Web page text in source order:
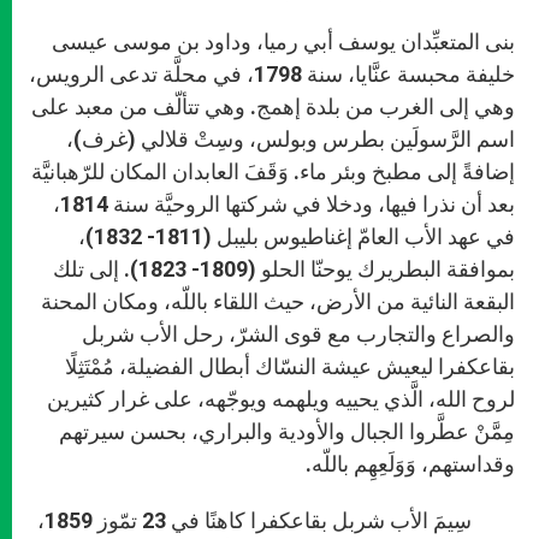
بنى المتعبِّدان يوسف أبي رميا، وداود بن موسى عيسى
خليفة محبسة عنَّايا، سنة 1798، في محلَّة تدعى الرويس،
وهي إلى الغرب من بلدة إهمج. وهي تتألّف من معبد على
اسم الرَّسولَين بطرس وبولس، وسِتْ قلالي (غرف)،
إضافةً إلى مطبخ وبئر ماء. وَقَفَ العابدان المكان للرّهبانيَّة
بعد أن نذرا فيها، ودخلا في شركتها الروحيَّة سنة 1814،
في عهد الأب العامّ إغناطيوس بليبل (1811- 1832)،
بموافقة البطريرك يوحنّا الحلو (1809- 1823). إلى تلك
البقعة النائية من الأرض، حيث اللقاء باللّه، ومكان المحنة
والصراع والتجارب مع قوى الشرّ، رحل الأب شربل
بقاعكفرا ليعيش عيشة النسّاك أبطال الفضيلة، مُمْتَثِلًا
لروح الله، الَّذي يحييه ويلهمه ويوجّهه، على غرار كثيرين
مِمَّنْ عطَّروا الجبال والأودية والبراري، بحسن سيرتهم
وقداستهم، وَوَلَعِهِم باللّه.
سِيمَ الأب شربل بقاعكفرا كاهنًا في 23 تمّوز 1859،